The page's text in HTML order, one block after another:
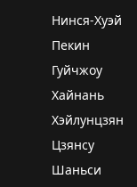
Нинся-Хуэй
Пекин
Гуйчжоу
Хайнань
Хэйлунцзян
Цзянсу
Шаньси